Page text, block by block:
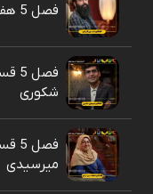
فصل 5 هفته 1 - حسین فروتن
شکوری
میرسیدی